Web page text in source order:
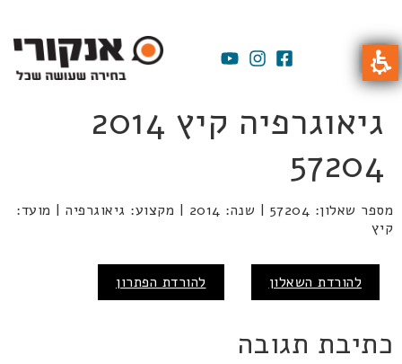
גיאוגרפיה קיץ 2014
57204
מספר שאלון: 57204 | שנה: 2014 | מקצוע: גיאוגרפיה | מועד:
קיץ
להורדת השאלון להורדת הפתרון
כתיבת תגובה